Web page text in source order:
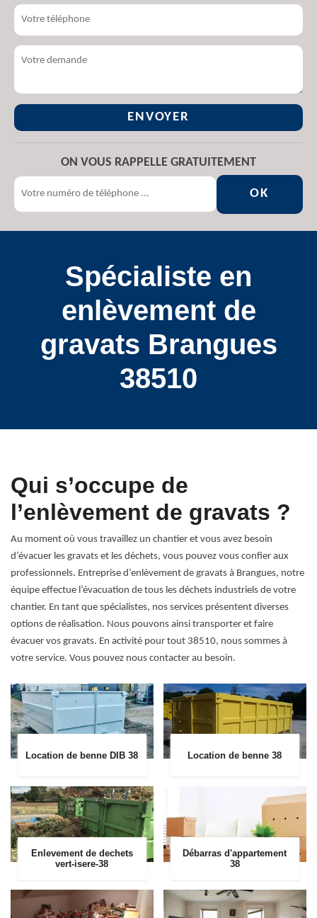
ON VOUS RAPPELLE GRATUITEMENT
Spécialiste en
enlèvement de
gravats Brangues
38510
Qui s’occupe de
l’enlèvement de gravats ?
Au moment où vous travaillez un chantier et vous avez besoin
d’évacuer les gravats et les déchets, vous pouvez vous confier aux
professionnels. Entreprise d’enlèvement de gravats à Brangues, notre
équipe effectue l’évacuation de tous les déchets industriels de votre
chantier. En tant que spécialistes, nos services présentent diverses
options de réalisation. Nous pouvons ainsi transporter et faire
évacuer vos gravats. En activité pour tout 38510, nous sommes à
votre service. Vous pouvez nous contacter au besoin.
Location de benne DIB 38 Location de benne 38
Enlevement de dechets
vert-isere-38
Débarras d'appartement
38